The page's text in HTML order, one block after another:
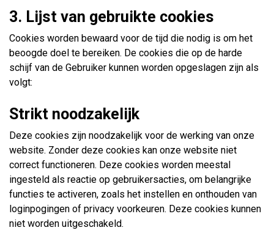
3. Lijst van gebruikte cookies
Cookies worden bewaard voor de tijd die nodig is om het
beoogde doel te bereiken. De cookies die op de harde
schijf van de Gebruiker kunnen worden opgeslagen zijn als
volgt:
Strikt noodzakelijk
Deze cookies zijn noodzakelijk voor de werking van onze
website. Zonder deze cookies kan onze website niet
correct functioneren. Deze cookies worden meestal
ingesteld als reactie op gebruikersacties, om belangrijke
functies te activeren, zoals het instellen en onthouden van
loginpogingen of privacy voorkeuren. Deze cookies kunnen
niet worden uitgeschakeld.